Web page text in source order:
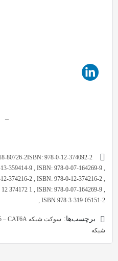
–
80726-2ISBN: 978-0-12-374092-2
359414-9 , ISBN: 978-0-07-164269-9 ,
374216-2 , ISBN: 978-0-12-374216-2 ,
374172 1 , ISBN: 978-0-07-164269-9 ,
ISBN 978-3-319-05151-2 ,
برچسب‌ها: سوکت شبکه RJ45 – CAT6A
شبکه